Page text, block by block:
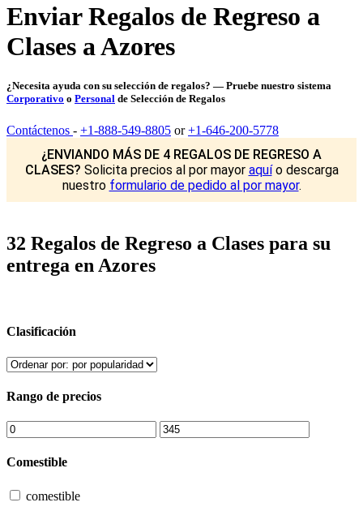
Enviar Regalos de Regreso a
Clases a Azores
¿Necesita ayuda con su selección de regalos? — Pruebe nuestro sistema
Corporativo o Personal de Selección de Regalos
Contáctenos - +1-888-549-8805 or+1-646-200-5778
¿ENVIANDO MÁS DE 4 REGALOS DE REGRESO A
CLASES? Solicita precios al por mayor aquío descarga
nuestro formulario de pedido al por mayor.
32 Regalos de Regreso a Clases para su
entrega en Azores
Clasificación
Rango de precios
Comestible
comestible